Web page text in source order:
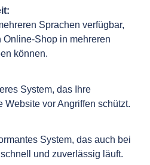
Sprachen verfügbar,
Online-Shop in mehreren
können.
System, das Ihre
Website vor Angriffen schützt.
System, das auch bei
und zuverlässig läuft.